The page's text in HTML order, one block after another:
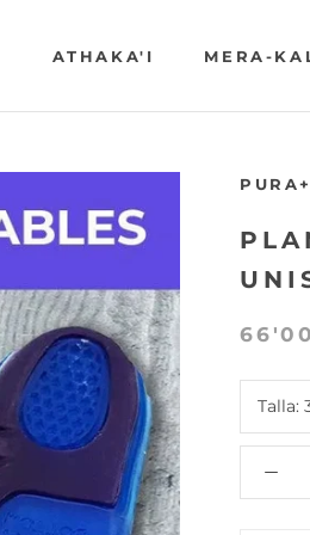
ATHAKA'I MERA-
Talla: